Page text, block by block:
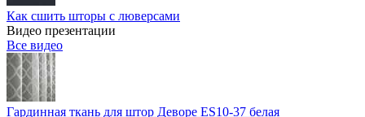
Как сшить шторы с люверсами
Видео презентации
Все видео
Гардинная ткань для штор Деворе ES10-37 белая